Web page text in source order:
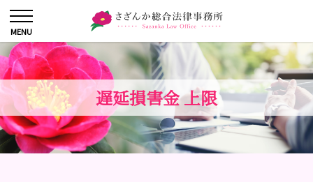
遅延損害金 上限